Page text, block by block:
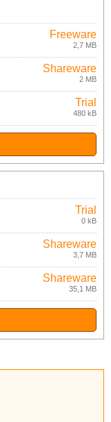
Freeware
2,7 MB
Shareware
2 MB
Trial
480 kB
Trial
0 kB
Shareware
3,7 MB
Shareware
35,1 MB